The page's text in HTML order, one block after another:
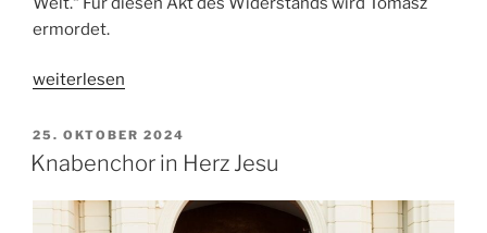
ermordet.
„Gedenken
die
Lübecker
weiterlesen
VERÖFFENTLICHT
AM
25. OKTOBER 2024
Knabenchor in Herz Jesu